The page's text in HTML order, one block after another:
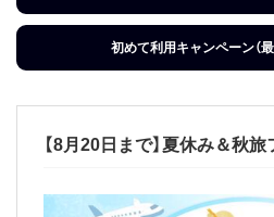
初めて利用キャンペーン（
【8月20日まで】夏休み＆秋旅